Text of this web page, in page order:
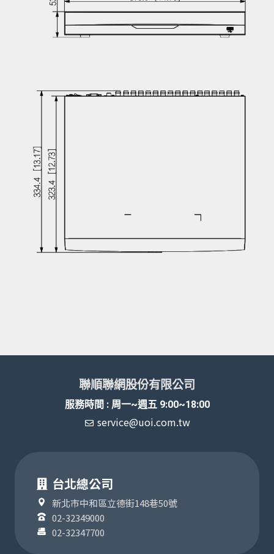
聯順聯網股份有限公司
服務時間 : 周一~週五 9:00~18:00
service@uoi.com.tw
台北總公司
新北市中和區立德街148巷50號
02-32349000
02-32347700